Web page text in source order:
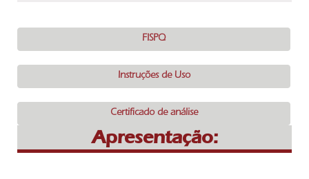
FISPQ
Instruções de Uso
Certificado de análise
Apresentação: